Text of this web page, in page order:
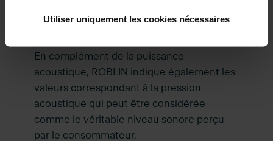
Utiliser uniquement les cookies nécessaires
hotte doit être apprécié en fonction de sa
En complément de la puissance
acoustique, ROBLIN indique également les
valeurs correspondant à la pression
acoustique qui peut être considérée
comme le véritable niveau sonore perçu
par le consommateur.